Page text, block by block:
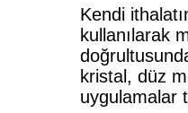
Kendi
kullanılarak
kristal, düz
uygulamalar